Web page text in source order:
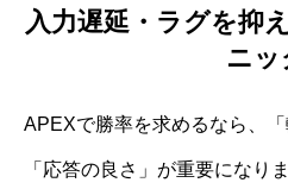
入力遅延・ラグを抑
ニッ
APEXで勝率を求めるなら、
「応答の良さ」が重要になり